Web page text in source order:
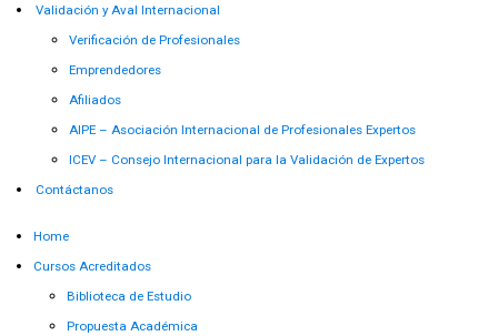
Validación y Aval Internacional
Verificación de Profesionales
Emprendedores
Afiliados
AIPE – Asociación Internacional de Profesionales Expertos
ICEV – Consejo Internacional para la Validación de Expertos
Contáctanos
Home
Cursos Acreditados
Biblioteca de Estudio
Propuesta Académica